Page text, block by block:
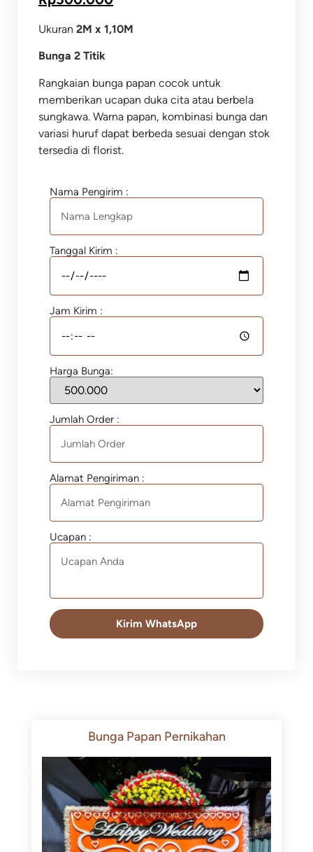
Ukuran 2M x 1,10M
Bunga 2 Titik
Rangkaian bunga papan cocok untuk
memberikan ucapan duka cita atau berbela
sungkawa. Warna papan, kombinasi bunga dan
variasi huruf dapat berbeda sesuai dengan stok
tersedia di florist.
Nama Pengirim :
Tanggal Kirim :
Jam Kirim :
Harga Bunga:
Jumlah Order :
Alamat Pengiriman :
Ucapan :
Kirim WhatsApp
Bunga Papan Pernikahan